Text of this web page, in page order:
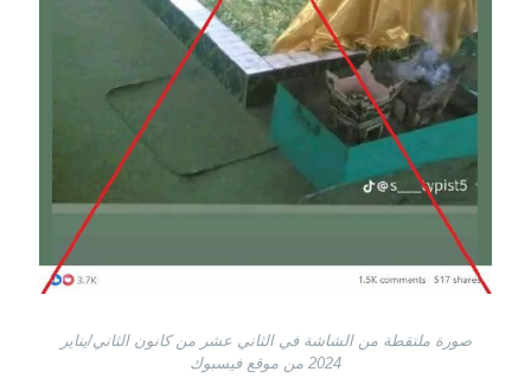
صورة ملتقطة من الشاشة في الثاني عشر من كانون الثاني/يناير
2024 من موقع فيسبوك